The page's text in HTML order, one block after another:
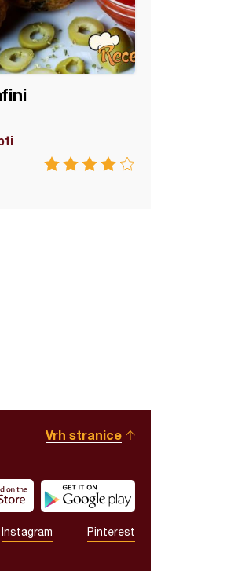
Vrh stranice
Instagram Pinterest